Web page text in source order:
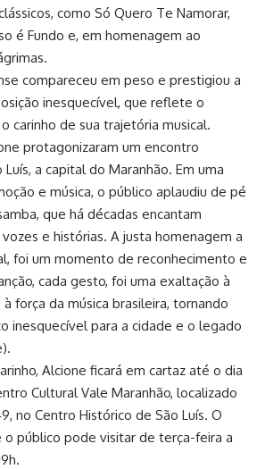
como Só Quero Te Namorar,
é Fundo e, em homenagem ao
compareceu em peso e prestigiou a
inesquecível, que reflete o
carinho de sua trajetória musical.
protagonizaram um encontro
a capital do Maranhão. Em uma
e música, o público aplaudiu de pé
que há décadas encantam
e histórias. A justa homenagem a
foi um momento de reconhecimento e
cada gesto, foi uma exaltação à
força da música brasileira, tornando
inesquecível para a cidade e o legado
Alcione ficará em cartaz até o dia
Cultural Vale Maranhão, localizado
no Centro Histórico de São Luís. O
público pode visitar de terça-feira a